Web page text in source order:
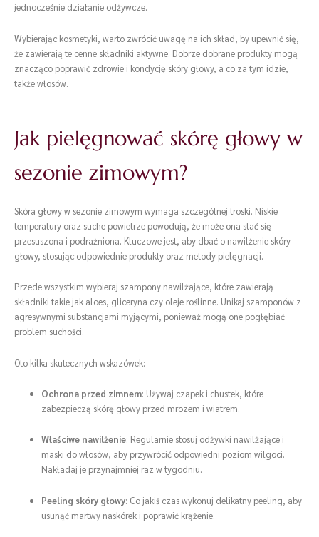
jednocześnie działanie odżywcze.
Wybierając kosmetyki, warto zwrócić uwagę na ich skład, by upewnić się,
że zawierają te cenne składniki aktywne. Dobrze dobrane produkty mogą
znacząco poprawić zdrowie i kondycję skóry głowy, a co za tym idzie,
także włosów.
Jak pielęgnować skórę głowy w
sezonie zimowym?
Skóra głowy w sezonie zimowym wymaga szczególnej troski. Niskie
temperatury oraz suche powietrze powodują, że może ona stać się
przesuszona i podrażniona. Kluczowe jest, aby dbać o nawilżenie skóry
głowy, stosując odpowiednie produkty oraz metody pielęgnacji.
Przede wszystkim wybieraj szampony nawilżające, które zawierają
składniki takie jak aloes, gliceryna czy oleje roślinne. Unikaj szamponów z
agresywnymi substancjami myjącymi, ponieważ mogą one pogłębiać
problem suchości.
Oto kilka skutecznych wskazówek:
Ochrona przed zimnem: Używaj czapek i chustek, które
zabezpieczą skórę głowy przed mrozem i wiatrem.
Właściwe nawilżenie: Regularnie stosuj odżywki nawilżające i
maski do włosów, aby przywrócić odpowiedni poziom wilgoci.
Nakładaj je przynajmniej raz w tygodniu.
Peeling skóry głowy: Co jakiś czas wykonuj delikatny peeling, aby
usunąć martwy naskórek i poprawić krążenie.